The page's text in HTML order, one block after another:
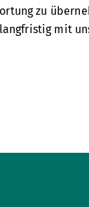
zu
mit